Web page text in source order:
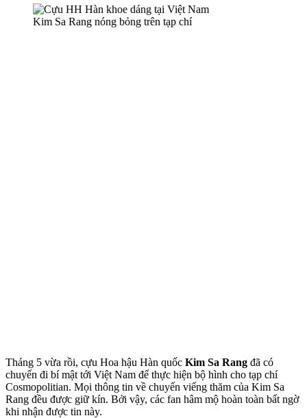
Kim Sa Rang nóng bỏng trên tạp chí
Tháng 5 vừa rồi, cựu Hoa hậu Hàn quốc Kim Sa Rang đã có
chuyến đi bí mật tới Việt Nam để thực hiện bộ hình cho tạp chí
Cosmopolitian. Mọi thông tin về chuyến viếng thăm của Kim Sa
Rang đều được giữ kín. Bởi vậy, các fan hâm mộ hoàn toàn bất ngờ
khi nhận được tin này.